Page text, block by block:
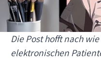
Die Post hofft nach
elektronischen